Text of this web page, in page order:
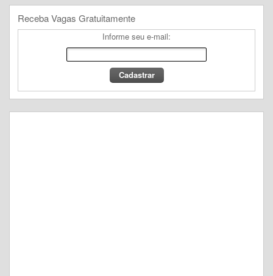
Receba Vagas Gratuitamente
Informe seu e-mail: